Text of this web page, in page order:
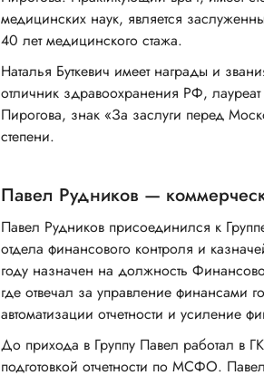
медицинских наук, является
40 лет медицинского стажа.
Наталья Буткевич имеет награды и
отличник здравоохранения РФ,
Пирогова, знак «За заслуги перед
степени.
Павел Рудников —
Павел Рудников присоединился к
отдела финансового контроля и
году назначен на должность
где отвечал за управление финансами
автоматизации отчетности и усиление
До прихода в Группу Павел работал в
подготовкой отчетности по МСФО.